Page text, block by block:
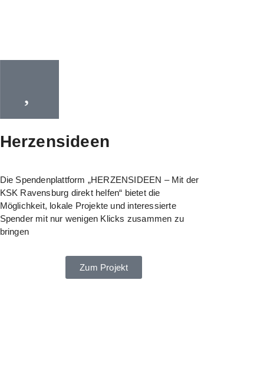
Herzensideen
Die Spendenplattform „HERZENSIDEEN – Mit der
KSK Ravensburg direkt helfen“ bietet die
Möglichkeit, lokale Projekte und interessierte
Spender mit nur wenigen Klicks zusammen zu
bringen
Zum Projekt